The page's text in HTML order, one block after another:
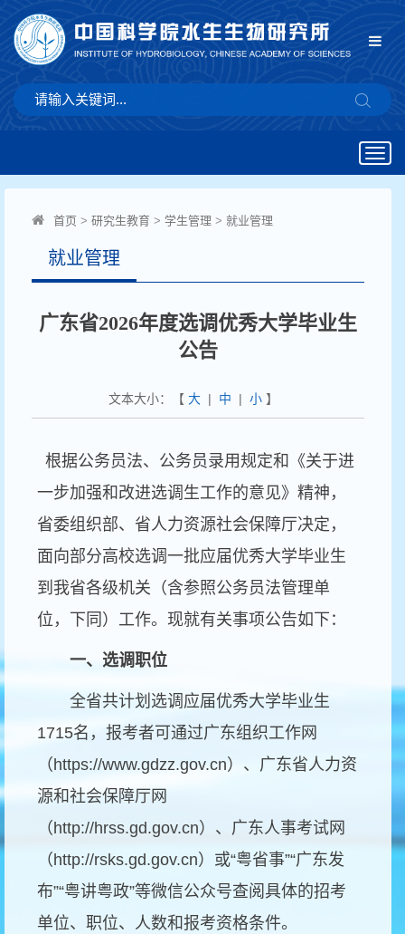
首页 > 研究生教育 > 学生管理 > 就业管理
就业管理
广东省2026年度选调优秀大学毕业生
公告
文本大小：【 大| 中 | 小】
根据公务员法、公务员录用规定和《关于进
一步加强和改进选调生工作的意见》精神，
省委组织部、省人力资源社会保障厅决定，
面向部分高校选调一批应届优秀大学毕业生
到我省各级机关（含参照公务员法管理单
位，下同）工作。现就有关事项公告如下：
一、选调职位
全省共计划选调应届优秀大学毕业生
1715名，报考者可通过广东组织工作网
（ https://www.gdzz.gov.cn）、广东省人力资
源和社会保障厅网
（ http://hrss.gd.gov.cn）、广东人事考试网
（ http://rsks.gd.gov.cn）或“粤省事”“广东发
布”“粤讲粤政”等微信公众号查阅具体的招考
单位、职位、人数和报考资格条件。